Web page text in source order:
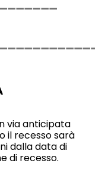
via anticipata
il recesso sarà
dalla data di
di recesso.